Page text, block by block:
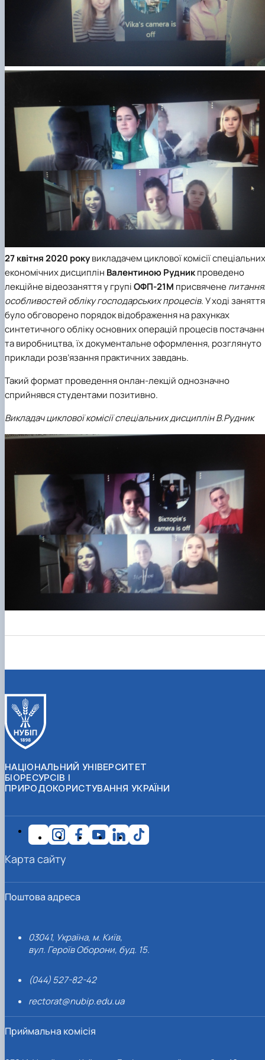
27 квітня 2020 рокувикладачем циклової комісії спеціальних
економічних дисциплін Валентиною Рудникпроведено
лекційне відеозаняття у групіОФП-21М присвячене
особливостей обліку господарських процесів.У ході заняття
було обговорено порядок відображення на рахунках
синтетичного обліку основних операцій процесів
та виробництва, їх документальне оформлення, розглянуто
приклади розв’язання практичних завдань.
Такий формат проведення онлан-лекцій однозначно
сприйнявся студентами позитивно.
Викладач циклової комісії спеціальних дисциплін В.Рудник
НАЦІОНАЛЬНИЙ УНІВЕРСИТЕТ
БІОРЕСУРСІВ І
ПРИРОДОКОРИСТУВАННЯ УКРАЇНИ
Поштова адреса
03041, Україна, м. Київ,
вул. Героїв Оборони, буд. 15.
(044) 527-82-42
rectorat@nubip.edu.ua
Приймальна комісія
Карта сайту